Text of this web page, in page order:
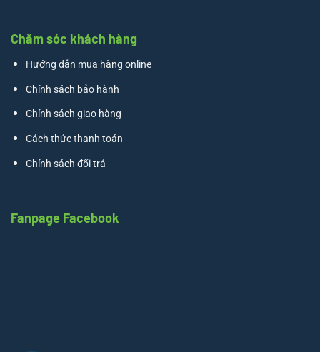
Chăm sóc khách hàng
Hướng dẫn mua hàng online
Chính sách bảo hành
Chính sách giao hàng
Cách thức thanh toán
Chính sách đổi trả
Fanpage Facebook